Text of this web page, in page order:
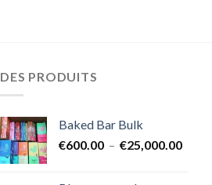
DES PRODUITS
Baked Bar Bulk
€600.00 – €25,000.00Plage